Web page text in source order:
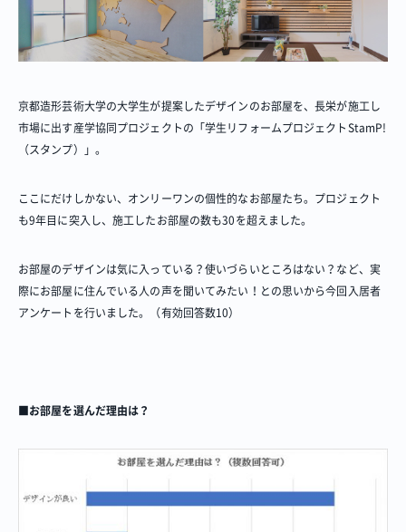
京都造形芸術大学の大学生が提案したデザインのお部屋を、長栄が施工し
市場に出す産学協同プロジェクトの「学生リフォームプロジェクトStamP!
（スタンプ）」。
ここにだけしかない、オンリーワンの個性的なお部屋たち。プロジェクト
も9年目に突入し、施工したお部屋の数も30を超えました。
お部屋のデザインは気に入っている？使いづらいところはない？など、実
際にお部屋に住んでいる人の声を聞いてみたい！との思いから今回入居者
アンケートを行いました。（有効回答数10）
■お部屋を選んだ理由は？